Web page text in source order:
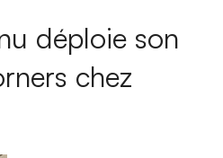
déploie son
chez